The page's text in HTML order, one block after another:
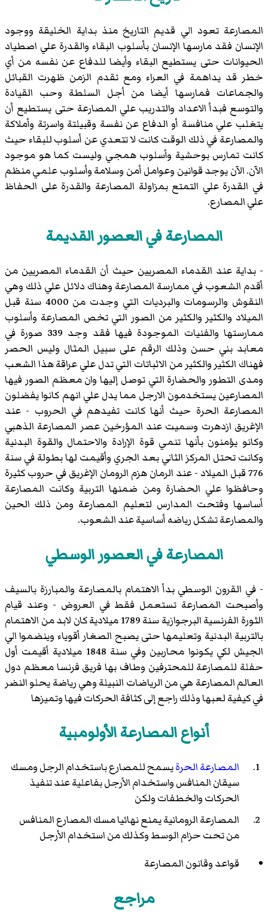
المصارعة تعود الي قديم التاريخ منذ بداية الخليقة ووجود
الإنسان فقد مارسها الإنسان بأسلوب البقاء والقدرة علي اصطياد
الحيوانات حتى يستطيع البقاء وأيضا للدفاع عن نفسه من أي
خطر قد يداهمة في العراء ومع تقدم الزمن ظهرت القبائل
والجماعات فمارسها أيضا من أجل السلطة وحب القيادة
والتوسع فبدأ الاعداد والتدريب علي المصارعة حتى يستطيع أن
يتغلب علي منافسة أو الدفاع عن نفسة وقبيلتة واسرتة وأملاكة
والمصارعة في ذلك الوقت كانت لا تتعدي عن أسلوب للبقاء حيث
كانت تمارس بوحشية وأسلوب همجي وليست كما هو موجود
الآن. الآن يوجد قوانين وعوامل أمن وسلامة وأسلوب علمي منظم
في القدرة علي التمتع بمزاولة المصارعة والقدرة على الحفاظ
علي المصارع.
المصارعة في العصور القديمة
- بداية عند القدماء المصريين حيث أن القدماء المصريين من
أقدم الشعوب في ممارسة المصارعة وهناك دلائل علي ذلك وهي
النقوش والرسومات والبرديات التي وجدت من 4000 سنة قبل
الميلاد والكثير والكثير من الصور التي تخص المصارعة وأسلوب
ممارستها والفنيات الموجودة فيها فقد وجد 339 صورة في
معابد بني حسن وذلك الرقم على سبيل المثال وليس الحصر
فهناك الكثير والكثير من الاثباتات التي تدل علي عراقة هذا الشعب
ومدى التطور والحضارة التي توصل إليها وان معظم الصور فيها
المصارعين يستخدمون الارجل مما يدل علي انهم كانوا يفضلون
المصارعة الحرة حيث أنها كانت تفيدهم في الحروب - عند
الإغريق ازدهرت وسميت عند المؤرخين عصر المصارعة الذهبي
وكانو يؤمنون بأنها تنمي قوة الإرادة والاحتمال والقوة البدنية
وكانت تحتل المركز الثاني بعد الجري وأقيمت لها بطولة في سنة
776 قبل الميلاد - عند الرمان هزم الرومان الإغريق في حروب كثيرة
وحافظوا علي الحضارة ومن ضمنها التربية وكانت المصارعة
أساسها وفتحت المدارس لتعليم المصارعة ومن ذلك الحين
والمصارعة تشكل رياضه أساسية عند الشعوب.
المصارعة في العصور الوسطي
- في القرون الوسطي بدأ الاهتمام بالمصارعة والمبارزة بالسيف
وأصبحت المصارعة تستعمل فقط في العروض - وعند قيام
الثورة الفرنسية البرجوازية سنة 1789 ميلادية كان لابد من الاهتمام
بالتربية البدنية وتعليمها حتى يصبح الصغار أقوياء وينضموا الي
الجيش لكي يكونوا محاربين وفي سنة 1848 ميلادية أقيمت أول
حفلة للمصارعة للمحترفين وطاف بها فريق فرنسا معظم دول
العالم المصارعة هي من الرياضات النبيلة وهي رياضة يحلو النضر
في كيفية لعبها وذلك راجع إلى كثافة الحركات فيها وتميزها
أنواع المصارعة الأولومبية
المصارعة الحرةيسمح للمصارع باستخدام الرجل ومسك
سيقان المنافس واستخدام الأرجل بفاعلية عند تنفيذ
الحركات والخطفات ولكن
المصارعة الرومانية يمنع نهائيا مسك المصارع المنافس
من تحت حزام الوسط وكذلك من استخدام الأرجل
قواعد وقانون المصارعة
مراجع